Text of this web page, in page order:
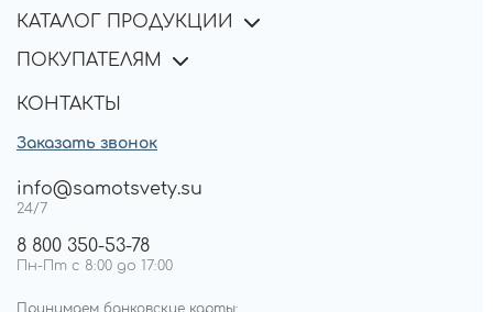
КАТАЛОГ ПРОДУКЦИИ
ПОКУПАТЕЛЯМ
КОНТАКТЫ
Заказать звонок
info@samotsvety.su
24/7
8 800 350-53-78
Пн-Пт с 8:00 до 17:00